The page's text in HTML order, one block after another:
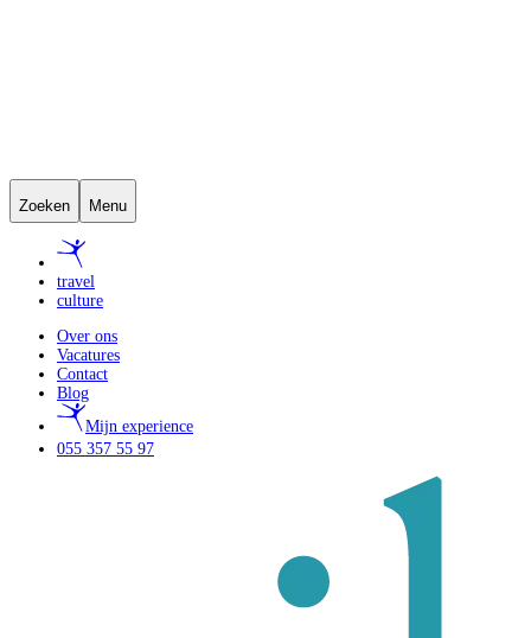
Zoeken Menu
travel
culture
Over ons
Vacatures
Contact
Blog
Mijn experience
055 357 55 97